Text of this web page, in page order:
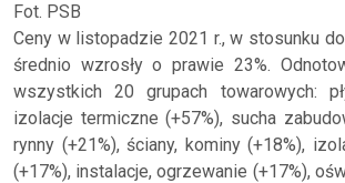
Fot. PSB
Ceny w listopadzie 2021 r., w stosunku
średnio wzrosły o prawie 23%.
wszystkich 20 grupach towarowych:
izolacje termiczne (+57%), sucha
rynny (+21%), ściany, kominy (+18%),
(+17%), instalacje, ogrzewanie (+17%),